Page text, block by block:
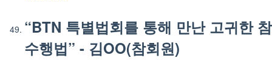
“BTN 특별법회를 통해 만난 고귀한 참
수행법” - 김OO(참회원)